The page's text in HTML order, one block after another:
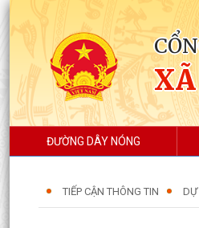
ĐƯỜNG DÂY NÓNG
TIẾP CẬN THÔNG TIN DỰ